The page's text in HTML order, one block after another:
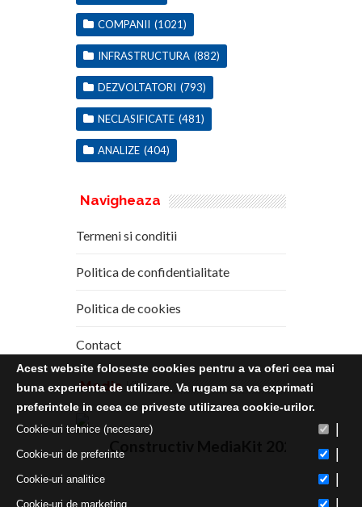
COMPANII (1021)
INFRASTRUCTURA (882)
DEZVOLTATORI (793)
NECLASIFICATE (481)
ANALIZE (404)
Navigheaza
Termeni si conditii
Politica de confidentialitate
Politica de cookies
Contact
Media Kit
Constructiv MediaKit 2020
Acest website foloseste cookies pentru a va oferi cea mai
buna experienta de utilizare. Va rugam sa va exprimati
preferintele in ceea ce priveste utilizarea cookie-urilor.
Cookie-uri tehnice (necesare)
Cookie-uri de preferinte
Cookie-uri analitice
Cookie-uri de marketing